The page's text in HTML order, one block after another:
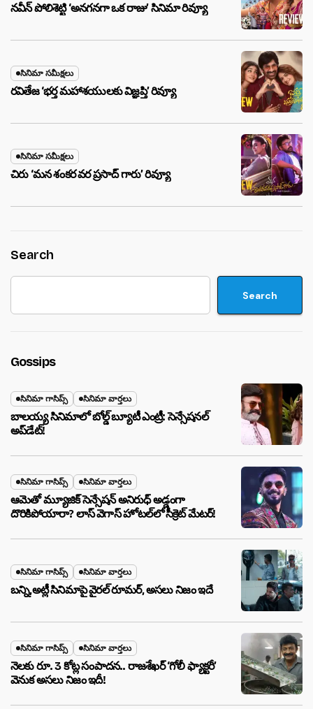
నవీన్ పోలిశెట్టి ‘అనగనగా ఒక రాజు’ సినిమా రివ్యూ
సినిమా సమీక్షలు
రవితేజ ‘భర్త మహాశయులకు విజ్ఞప్తి’ రివ్యూ
సినిమా సమీక్షలు
చిరు ‘మ‌న శంక‌ర వ‌ర ప్ర‌సాద్ గారు’ రివ్యూ
Search
Search
Gossips
సినిమా గాసిప్స్ సినిమా వార్తలు
బాలయ్య సినిమాలో బోల్డ్ బ్యూటీ ఎంట్రీ: సెన్సేషనల్
అప్‌డేట్!
సినిమా గాసిప్స్ సినిమా వార్తలు
ఆమెతో మ్యూజిక్ సెన్సేషన్ అనిరుధ్ అడ్డంగా
దొరికిపోయారా? లాస్ వెగాస్ హోటల్‌లో సీక్రెట్ మేటర్!
సినిమా గాసిప్స్ సినిమా వార్తలు
బన్ని,అట్లీ సినిమాపై వైరల్ రూమర్, అసలు నిజం ఇదే
సినిమా గాసిప్స్ సినిమా వార్తలు
నెలకు రూ. 3 కోట్ల సంపాదన.. రాజశేఖర్ ‘గోలీ ఫ్యాక్టరీ’
వెనుక అసలు నిజం ఇదీ!